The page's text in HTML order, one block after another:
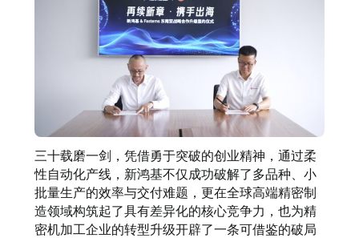
三十载磨一剑，凭借勇于突破的创业精神，通过柔
性自动化产线，新鸿基不仅成功破解了多品种、小
批量生产的效率与交付难题，更在全球高端精密制
造领域构筑起了具有差异化的核心竞争力，也为精
密机加工企业的转型升级开辟了一条可借鉴的破局